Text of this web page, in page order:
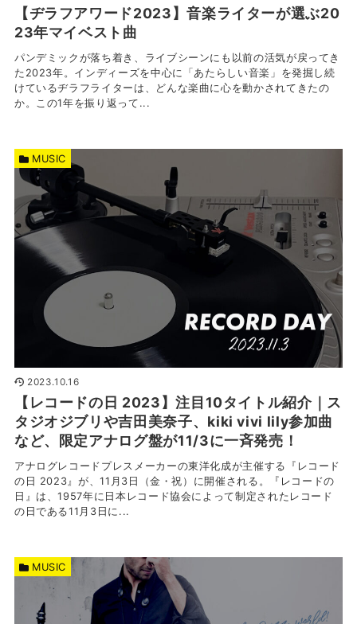
【ヂラフアワード2023】音楽ライターが選ぶ20
23年マイベスト曲
パンデミックが落ち着き、ライブシーンにも以前の活気が戻ってき
た2023年。インディーズを中心に「あたらしい音楽」を発掘し続
けているヂラフライターは、どんな楽曲に心を動かされてきたの
か。この1年を振り返って...
2023.10.16
【レコードの日 2023】注目10タイトル紹介｜ス
タジオジブリや吉田美奈子、kiki vivi lily参加曲
など、限定アナログ盤が11/3に一斉発売！
アナログレコードプレスメーカーの東洋化成が主催する『レコード
の日 2023』が、11月3日（金・祝）に開催される。『レコードの
日』は、1957年に日本レコード協会によって制定されたレコード
の日である11月3日に...
MUSIC
MUSIC